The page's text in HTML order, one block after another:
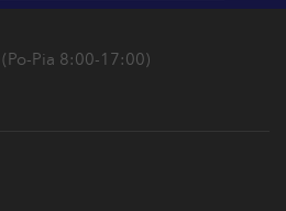
(Po-Pia 8:00-17:00)